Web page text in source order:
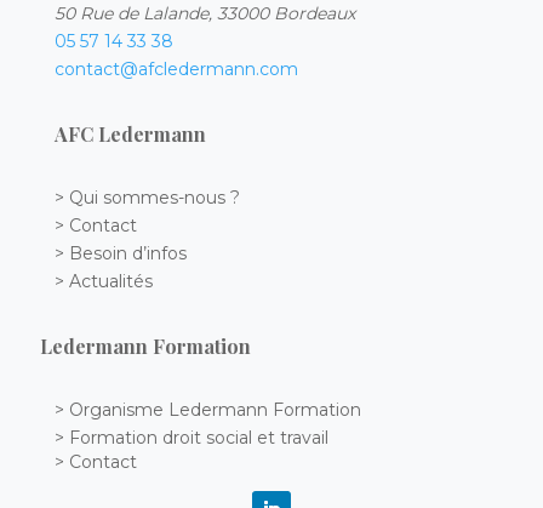
50 Rue de Lalande, 33000 Bordeaux
05 57 14 33 38
contact@afcledermann.com
AFC Ledermann
> Qui sommes-nous ?
> Contact
> Besoin d’infos
> Actualités
Ledermann Formation
> Organisme Ledermann Formation
> Formation droit social et travail
> Contact